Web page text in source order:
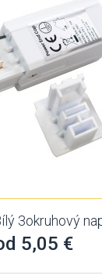
3okruhový
5,05 €